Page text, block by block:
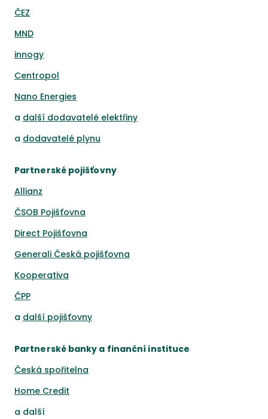
ČEZ
MND
innogy
Centropol
Nano Energies
a další dodavatelé elektřiny
a dodavatelé plynu
Partnerské pojišťovny
Allianz
ČSOB Pojišťovna
Direct Pojišťovna
Generali Česká pojišťovna
Kooperativa
ČPP
a další pojišťovny
Partnerské banky a finanční instituce
Česká spořitelna
Home Credit
a další